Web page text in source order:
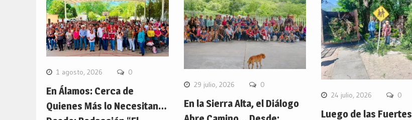
1 agosto, 2026 0
En Álamos: Cerca de
Quienes Más lo Necesitan…
29 julio, 2026 0
En la Sierra Alta, el Diálogo
24 julio, 2026 0
Luego de las Fuertes